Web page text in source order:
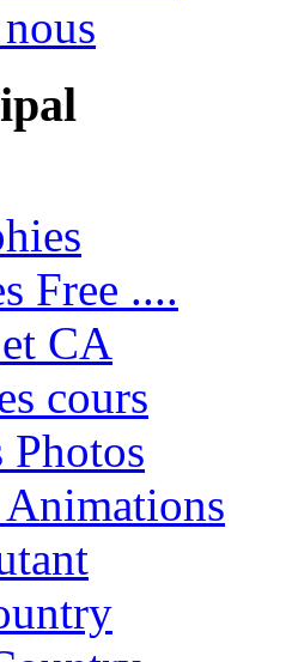
Free ....
CA
cours